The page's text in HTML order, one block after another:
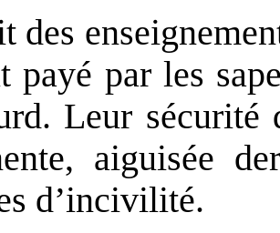
des
payé par les
Leur sécurité
aiguisée
d’incivilité.